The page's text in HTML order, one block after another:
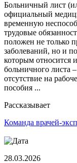
Больничный лист
официальный
временную
трудовые
положен не только
заболеваний, но и
которым относится
больничного листа
отсутствие на
пособия ...
Рассказывает
Команда врачей-
28.03.2026